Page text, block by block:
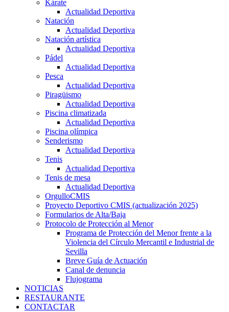
Kárate
Actualidad Deportiva
Natación
Actualidad Deportiva
Natación artística
Actualidad Deportiva
Pádel
Actualidad Deportiva
Pesca
Actualidad Deportiva
Piragüismo
Actualidad Deportiva
Piscina climatizada
Actualidad Deportiva
Piscina olímpica
Senderismo
Actualidad Deportiva
Tenis
Actualidad Deportiva
Tenis de mesa
Actualidad Deportiva
OrgulloCMIS
Proyecto Deportivo CMIS (actualización 2025)
Formularios de Alta/Baja
Protocolo de Protección al Menor
Programa de Protección del Menor frente a la
Violencia del Círculo Mercantil e Industrial de
Sevilla
Breve Guía de Actuación
Canal de denuncia
Flujograma
NOTICIAS
RESTAURANTE
CONTACTAR